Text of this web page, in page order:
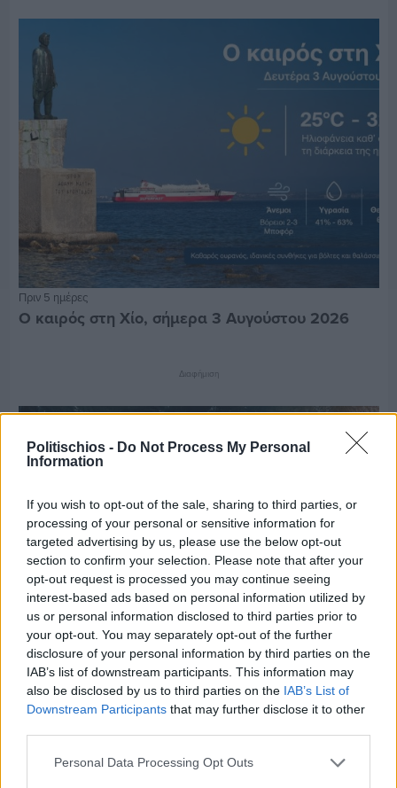
Politischios - Do Not Process My Personal
Information
If you wish to opt-out of the sale, sharing to third parties, or
processing of your personal or sensitive information for
targeted advertising by us, please use the below opt-out
section to confirm your selection. Please note that after your
opt-out request is processed you may continue seeing
interest-based ads based on personal information utilized by
us or personal information disclosed to third parties prior to
your opt-out. You may separately opt-out of the further
disclosure of your personal information by third parties on the
IAB’s list of downstream participants. This information may
also be disclosed by us to third parties on the IAB’s List of
Downstream Participants that may further disclose it to other
Personal Data Processing Opt Outs
Πριν 5 ημέρες
Ο καιρός στη Χίο, σήμερα 3 Αυγούστου 2026
Διαφήμιση
Πριν 7 ημέρες
Μία μικρή αλλά αναγκαία ανάπαυλα για την
ομάδα του «Πολίτη»